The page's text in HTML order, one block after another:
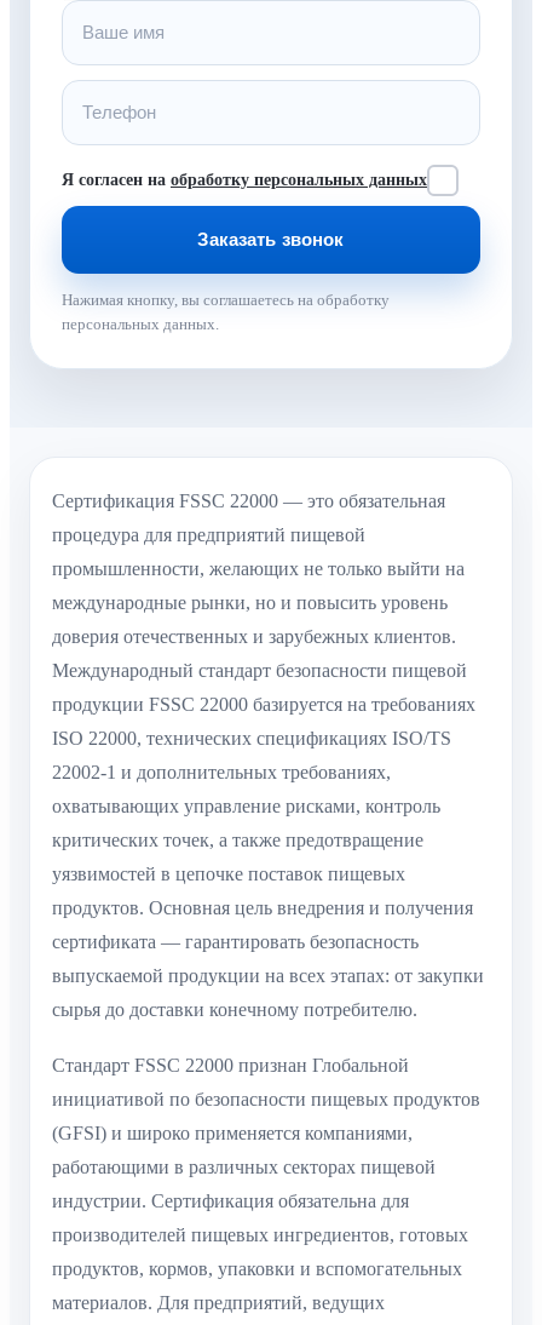
Я согласен на обработку персональных данных
Нажимая кнопку, вы соглашаетесь на обработку
персональных данных.
Сертификация FSSC 22000 — это обязательная
процедура для предприятий пищевой
промышленности, желающих не только выйти на
международные рынки, но и повысить уровень
доверия отечественных и зарубежных клиентов.
Международный стандарт безопасности пищевой
продукции FSSC 22000 базируется на требованиях
ISO 22000, технических спецификациях ISO/TS
22002-1 и дополнительных требованиях,
охватывающих управление рисками, контроль
критических точек, а также предотвращение
уязвимостей в цепочке поставок пищевых
продуктов. Основная цель внедрения и получения
сертификата — гарантировать безопасность
выпускаемой продукции на всех этапах: от закупки
сырья до доставки конечному потребителю.
Стандарт FSSC 22000 признан Глобальной
инициативой по безопасности пищевых продуктов
(GFSI) и широко применяется компаниями,
работающими в различных секторах пищевой
индустрии. Сертификация обязательна для
производителей пищевых ингредиентов, готовых
продуктов, кормов, упаковки и вспомогательных
материалов. Для предприятий, ведущих